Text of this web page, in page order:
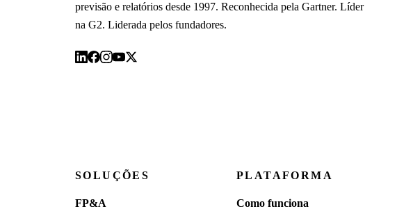
previsão e relatórios desde 1997. Reconhecida pela Gartner. Líder
na G2. Liderada pelos fundadores.
SOLUÇÕES
FP&A
PLATAFORMA
Como funciona